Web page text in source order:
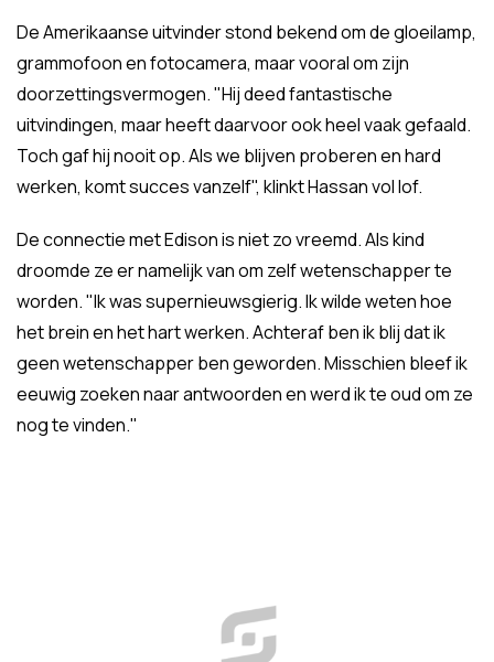
De Amerikaanse uitvinder stond bekend om de gloeilamp,
grammofoon en fotocamera, maar vooral om zijn
doorzettingsvermogen. "Hij deed fantastische
uitvindingen, maar heeft daarvoor ook heel vaak gefaald.
Toch gaf hij nooit op. Als we blijven proberen en hard
werken, komt succes vanzelf", klinkt Hassan vol lof.
De connectie met Edison is niet zo vreemd. Als kind
droomde ze er namelijk van om zelf wetenschapper te
worden. "Ik was supernieuwsgierig. Ik wilde weten hoe
het brein en het hart werken. Achteraf ben ik blij dat ik
geen wetenschapper ben geworden. Misschien bleef ik
eeuwig zoeken naar antwoorden en werd ik te oud om ze
nog te vinden."